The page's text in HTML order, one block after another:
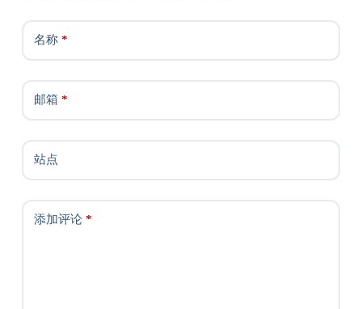
名称*
邮箱 *
站点
添加评论*